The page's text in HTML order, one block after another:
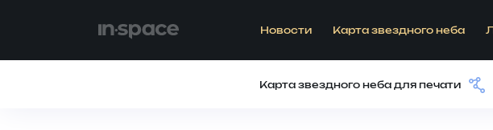
Новости Карта звездного неба
Карта звездного неба для печати